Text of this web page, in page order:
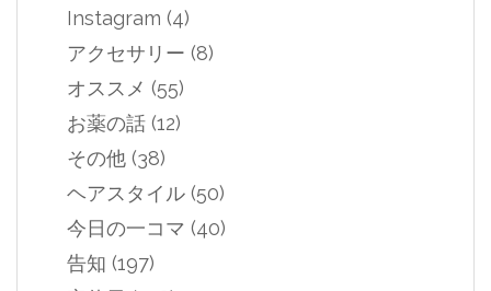
Instagram (4)
アクセサリー (8)
オススメ (55)
お薬の話 (12)
その他 (38)
ヘアスタイル (50)
今日の一コマ (40)
告知 (197)